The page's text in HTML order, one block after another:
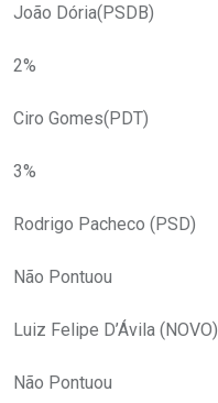
João Dória(PSDB)
2%
Ciro Gomes(PDT)
3%
Rodrigo Pacheco (PSD)
Não Pontuou
Luiz Felipe D’Ávila (NOVO)
Não Pontuou